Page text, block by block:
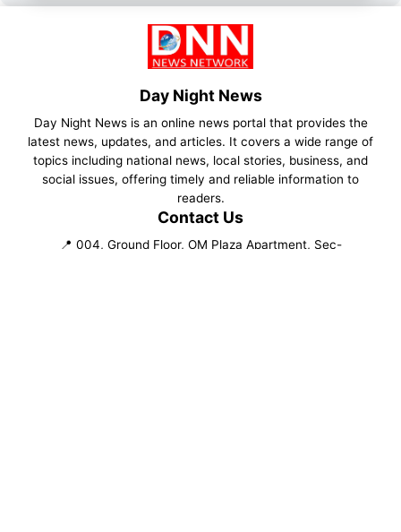
Day Night News
Day Night News is an online news portal that provides the
latest news, updates, and articles. It covers a wide range of
topics including national news, local stories, business, and
social issues, offering timely and reliable information to
readers.
Contact Us
📍 004, Ground Floor, OM Plaza Apartment, Sec-